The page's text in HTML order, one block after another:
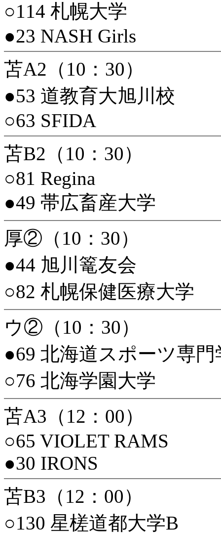
○114 札幌大学
●23 NASH Girls
苫A2（10：30）
●53 道教育大旭川校
○63 SFIDA
苫B2（10：30）
○81 Regina
●49 帯広畜産大学
厚②（10：30）
●44 旭川篭友会
○82 札幌保健医療大学
ウ②（10：30）
●69 北海道スポーツ専門
○76 北海学園大学
苫A3（12：00）
○65 VIOLET RAMS
●30 IRONS
苫B3（12：00）
○130 星槎道都大学B